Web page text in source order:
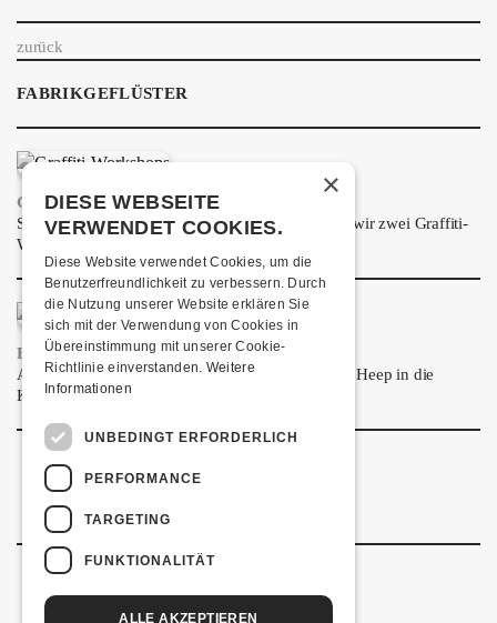
INFOS
KONTAKT
ÜBER UNS
SHOP
MITMACHEN
zurück
FABRIKGEFLÜSTER
GRAFFITI-WORKSHOPS
Spray dein eigenes Graffiti! Im September führen wir zwei Graffiti-
Workshops für Kinder und Jugendliche durch.
FRISCH BESTÄTIGT: URIAH HEEP
Am Sonntag, 15. November 2026 kommen Uriah Heep in die
Kulturfabrik Kofmehl!
×
DIESE WEBSEITE
VERWENDET COOKIES.
Diese Website verwendet Cookies, um die
Benutzerfreundlichkeit zu verbessern. Durch
die Nutzung unserer Website erklären Sie
sich mit der Verwendung von Cookies in
Übereinstimmung mit unserer Cookie-
Richtlinie einverstanden. Weitere
Informationen
UNBEDINGT ERFORDERLICH
PERFORMANCE
TARGETING
FUNKTIONALITÄT
ALLE AKZEPTIEREN